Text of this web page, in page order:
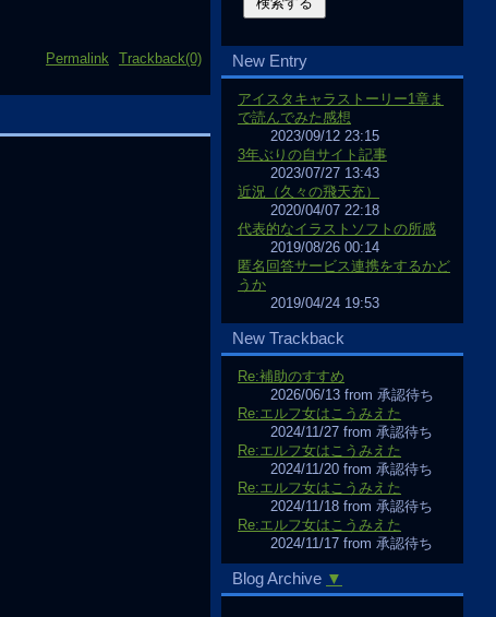
New Entry
アイスタキャラストーリー1章ま
で読んでみた感想
2023/09/12 23:15
3年ぶりの自サイト記事
2023/07/27 13:43
近況（久々の飛天充）
2020/04/07 22:18
代表的なイラストソフトの所感
2019/08/26 00:14
匿名回答サービス連携をするかど
うか
2019/04/24 19:53
New Trackback
Re:補助のすすめ
2026/06/13 from 承認待ち
Re:エルフ女はこうみえた
2024/11/27 from 承認待ち
Re:エルフ女はこうみえた
2024/11/20 from 承認待ち
Re:エルフ女はこうみえた
2024/11/18 from 承認待ち
Re:エルフ女はこうみえた
2024/11/17 from 承認待ち
Blog Archive ▼
Permalink Trackback(0)